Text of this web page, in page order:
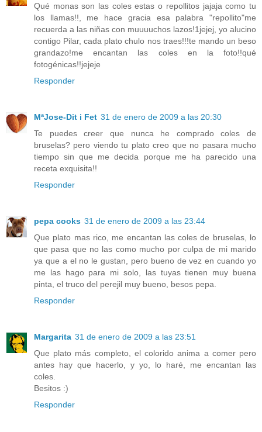
Qué monas son las coles estas o repollitos jajaja como tu
los llamas!!, me hace gracia esa palabra "repollito"me
recuerda a las niñas con muuuuchos lazos!1jejej, yo alucino
contigo Pilar, cada plato chulo nos traes!!!te mando un beso
grandazo!me encantan las coles en la foto!!qué
fotogénicas!!jejeje
Responder
MªJose-Dit i Fet 31 de enero de 2009 a las 20:30
Te puedes creer que nunca he comprado coles de
bruselas? pero viendo tu plato creo que no pasara mucho
tiempo sin que me decida porque me ha parecido una
receta exquisita!!
Responder
pepa cooks 31 de enero de 2009 a las 23:44
Que plato mas rico, me encantan las coles de bruselas, lo
que pasa que no las como mucho por culpa de mi marido
ya que a el no le gustan, pero bueno de vez en cuando yo
me las hago para mi solo, las tuyas tienen muy buena
pinta, el truco del perejil muy bueno, besos pepa.
Responder
Margarita 31 de enero de 2009 a las 23:51
Que plato más completo, el colorido anima a comer pero
antes hay que hacerlo, y yo, lo haré, me encantan las
coles.
Besitos :)
Responder